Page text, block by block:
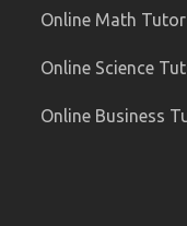
Online Math Tutor
Online Science
Online Business